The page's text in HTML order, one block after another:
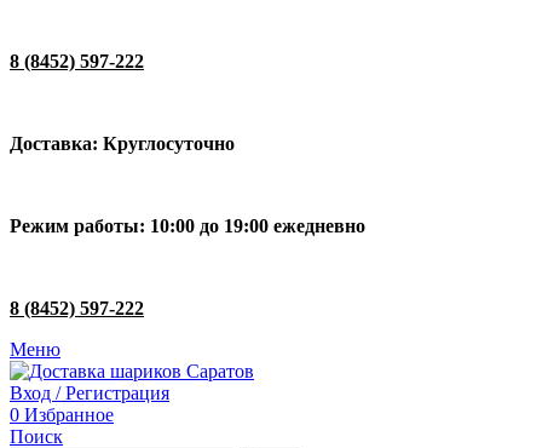
8 (8452) 597-222
Доставка: Круглосуточно
Режим работы: 10:00 до 19:00 ежедневно
8 (8452) 597-222
Меню
Вход / Регистрация
0 Избранное
Поиск